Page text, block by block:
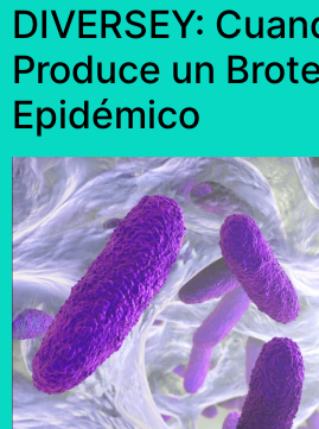
DIVERSEY:
Produce un
Epidémico